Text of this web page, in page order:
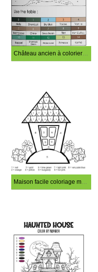
Château ancien à colorier par numéro
Maison facile coloriage magique